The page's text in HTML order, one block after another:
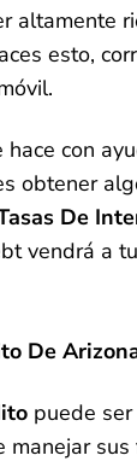
altamente
esto,
hace con
obtener
De
vendrá a
De
puede
sus